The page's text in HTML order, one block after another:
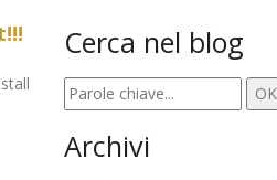
Cerca nel blog
Archivi